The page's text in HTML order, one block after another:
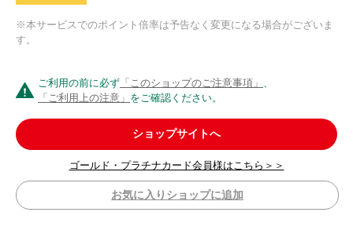
※本サービスでのポイント倍率は予告なく変更になる場合がございま
す。
ご利用の前に必ず 「このショップのご注意事項」 、
「ご利用上の注意」 をご確認ください。
ショップサイトへ
ゴールド・プラチナカード会員様はこちら＞＞
お気に入りショップに追加